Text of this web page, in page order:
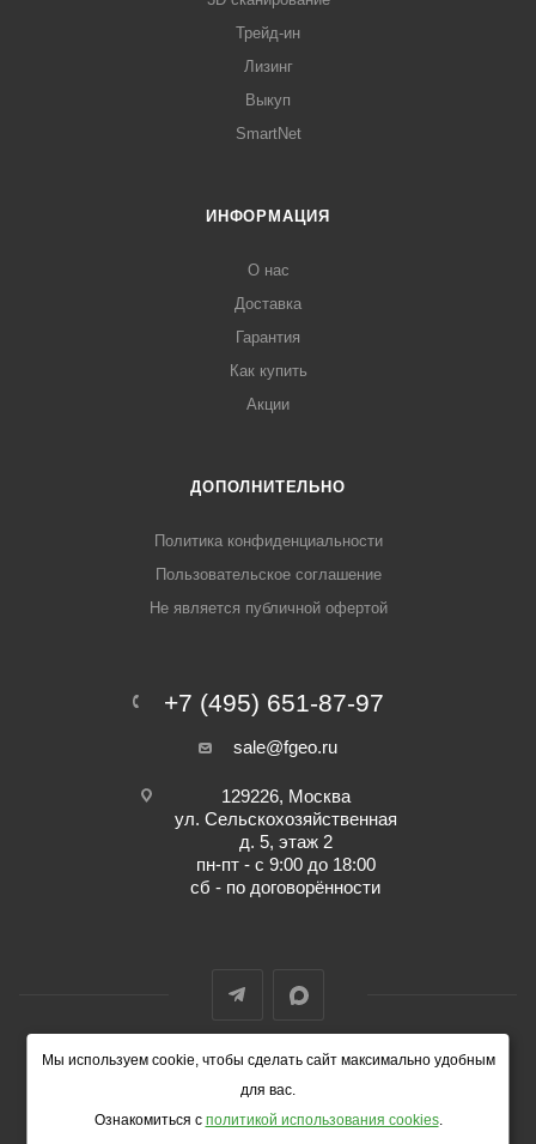
Мы используем cookie, чтобы сделать сайт максимально удобным
для вас.
Ознакомиться с политикой использования cookies.
Трейд-ин
Лизинг
Выкуп
SmartNet
ИНФОРМАЦИЯ
О нас
Доставка
Гарантия
Как купить
Акции
ДОПОЛНИТЕЛЬНО
Политика конфиденциальности
Пользовательское соглашение
Не является публичной офертой
+7 (495) 651-87-97
sale@fgeo.ru
129226, Москва
ул. Сельскохозяйственная
д. 5, этаж 2
пн-пт - с 9:00 до 18:00
сб - по договорённости
© 2014-2026 ФокусГео